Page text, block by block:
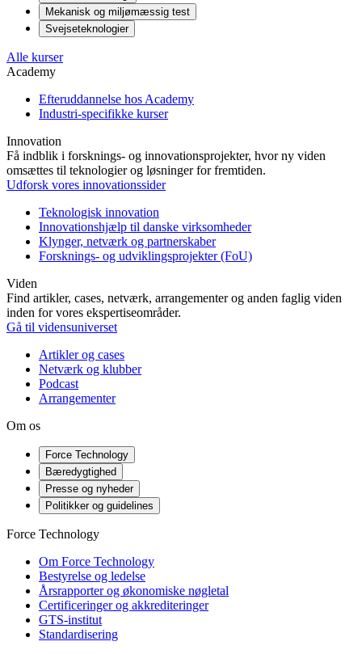
Mekanisk og miljømæssig test
Svejseteknologier
Alle kurser
Academy
Efteruddannelse hos Academy
Industri-specifikke kurser
Innovation
Få indblik i forsknings- og innovationsprojekter, hvor ny viden
omsættes til teknologier og løsninger for fremtiden.
Udforsk vores innovationssider
Teknologisk innovation
Innovationshjælp til danske virksomheder
Klynger, netværk og partnerskaber
Forsknings- og udviklingsprojekter (FoU)
Viden
Find artikler, cases, netværk, arrangementer og anden faglig viden
inden for vores ekspertiseområder.
Gå til vidensuniverset
Artikler og cases
Netværk og klubber
Podcast
Arrangementer
Om os
Force Technology
Bæredygtighed
Presse og nyheder
Politikker og guidelines
Force Technology
Om Force Technology
Bestyrelse og ledelse
Årsrapporter og økonomiske nøgletal
Certificeringer og akkrediteringer
GTS-institut
Standardisering